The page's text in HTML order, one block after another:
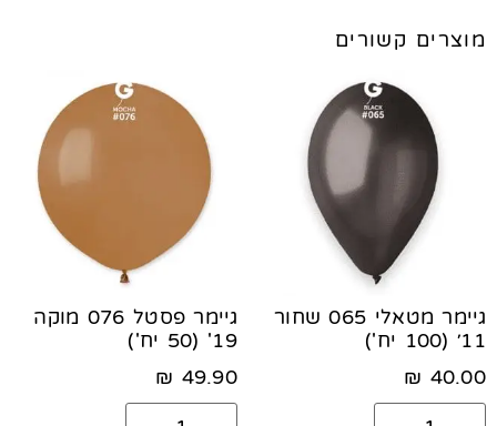
מוצרים קשורים
גיימר מטאלי 065 שחור
11׳ (100 יח')
40.00
₪
גיימר פסטל 076 מוקה
19' (50 יח')
49.90
₪